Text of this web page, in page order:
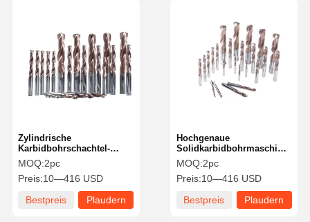
Hochgenaue
Solidkarbidbohrmaschine
für vielseitige
Anwendungen
MOQ:2pc
Preis:10—416 USD
Bestpreis
Plaudern
Zylindrische
Karbidbohrschachtel-
Reamer-
Festkarbidbohrbits hohe
Effizienz für die Luftfahrt
MOQ:2pc
Preis:10—416 USD
Bestpreis
Plaudern